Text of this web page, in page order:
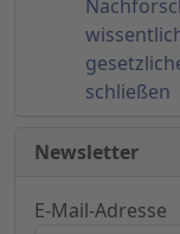
schließen
Newsletter
E-Mail-Adresse